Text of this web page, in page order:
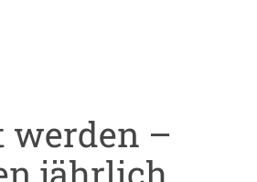
werden –
jährlich